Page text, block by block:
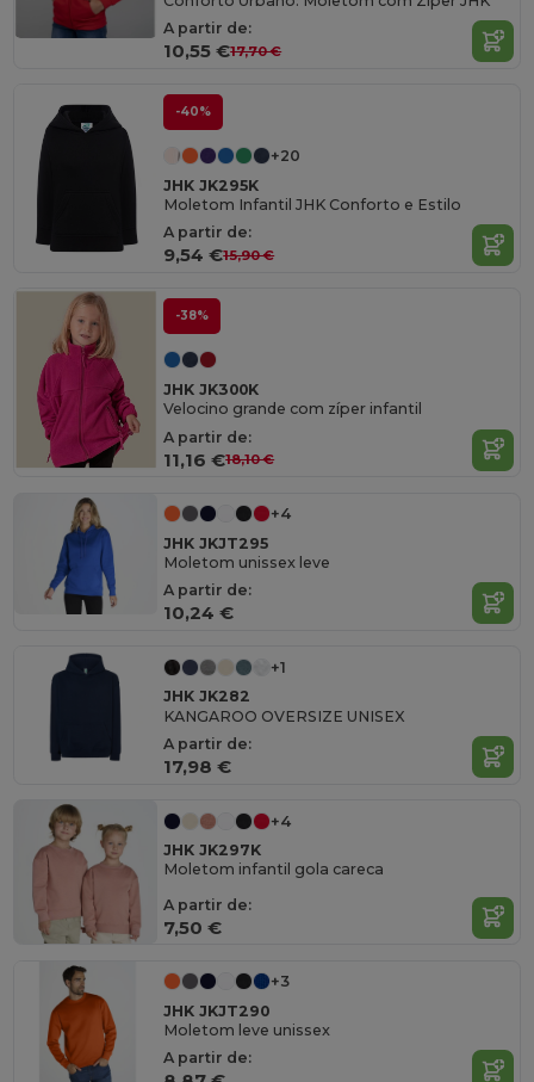
A partir de:
10,55 €17,70 €
-40%
+20
JHK JK295K
Moletom Infantil JHK Conforto e Estilo
A partir de:
9,54 €15,90 €
-38%
JHK JK300K
Velocino grande com zíper infantil
A partir de:
11,16 €18,10 €
+4
JHK JKJT295
Moletom unissex leve
A partir de:
10,24 €
+1
JHK JK282
KANGAROO OVERSIZE UNISEX
A partir de:
17,98 €
+4
JHK JK297K
Moletom infantil gola careca
A partir de:
7,50 €
+3
JHK JKJT290
Moletom leve unissex
A partir de: